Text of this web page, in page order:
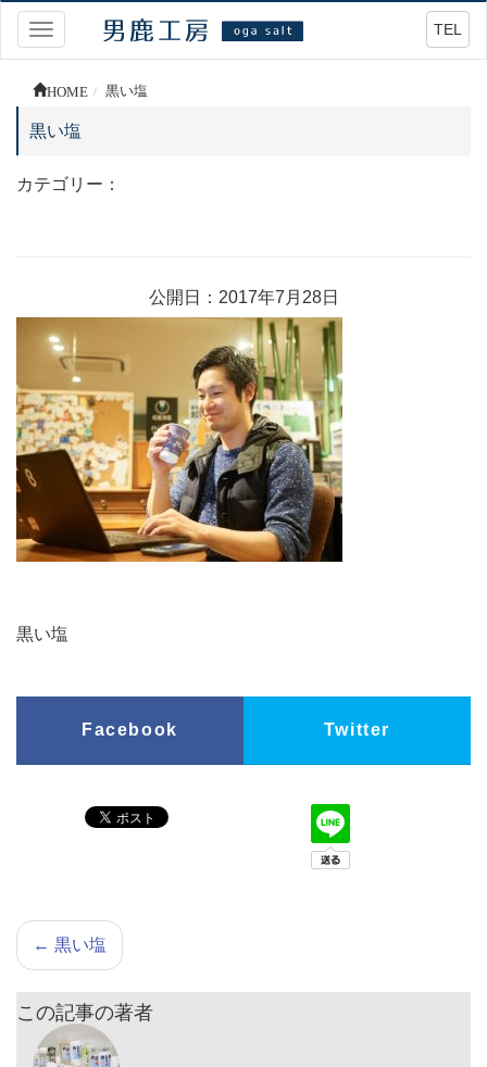
Toggle
navigation
TEL
HOME 黒い塩
黒い塩
カテゴリー：
公開日：2017年7月28日
黒い塩
Facebook Twitter
← 黒い塩
この記事の著者